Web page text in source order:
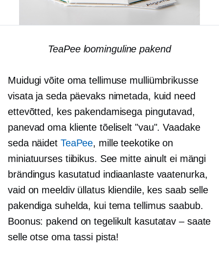
TeaPee loominguline pakend
Muidugi võite oma tellimuse mulliümbrikusse
visata ja seda päevaks nimetada, kuid need
ettevõtted, kes pakendamisega pingutavad,
panevad oma kliente tõeliselt "vau". Vaadake
seda näidet TeaPee, mille teekotike on
miniatuurses tiibikus. See mitte ainult ei mängi
brändingus kasutatud indiaanlaste vaatenurka,
vaid on meeldiv üllatus kliendile, kes saab selle
pakendiga suhelda, kui tema tellimus saabub.
Boonus: pakend on tegelikult kasutatav – saate
selle otse oma tassi pista!